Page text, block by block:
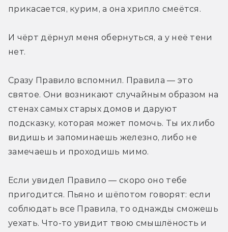
прикасается, курим, а она хрипло смеётся.
И чёрт дёрнул меня обернуться, а у неё тени
нет.
Сразу Правило вспомнил. Правила — это
святое. Они возникают случайным образом на
стенах самых старых домов и даруют
подсказку, которая может помочь. Ты их либо
видишь и запоминаешь железно, либо не
замечаешь и проходишь мимо.
Если увидел Правило — скоро оно тебе
пригодится. Пьяно и шёпотом говорят: если
соблюдать все Правила, то однажды сможешь
уехать. Что-то увидит твою смышлёность и